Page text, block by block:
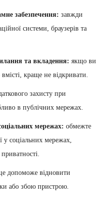
забезпечення: завжди
системи, браузерів та
та вкладення: якщо ви
краще не відкривати.
захисту при
в публічних мережах.
мережах: обмежте
у соціальних мережах,
допоможе відновити
або збою пристрою.